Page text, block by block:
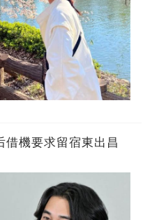
借機要求留宿東出昌